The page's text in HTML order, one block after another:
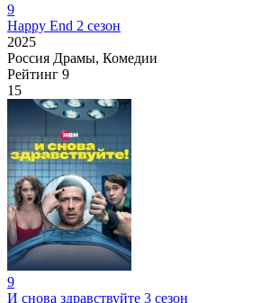
9
Happy End 2 сезон
2025
Россия Драмы, Комедии
Рейтинг 9
15
9
И снова здравствуйте 3 сезон